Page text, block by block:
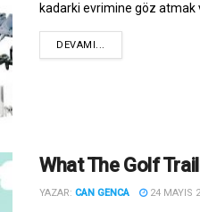
kadarki evrimine göz atmak
DEVAMI...
What The Golf
YAZAR: CAN GENCA 24 MAYIS